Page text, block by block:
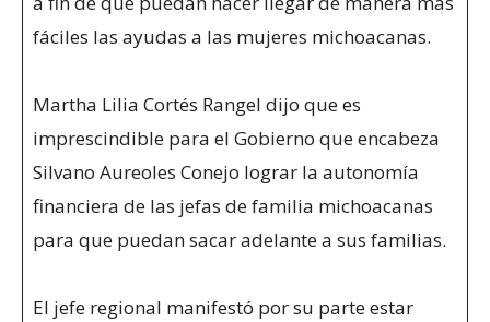
fáciles las ayudas a las mujeres michoacanas.
Martha Lilia Cortés Rangel dijo que es
imprescindible para el Gobierno que encabeza
Silvano Aureoles Conejo lograr la autonomía
financiera de las jefas de familia michoacanas
para que puedan sacar adelante a sus familias.
El jefe regional manifestó por su parte estar